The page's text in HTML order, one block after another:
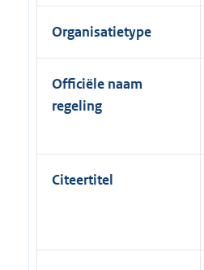
Organisatietype
Officiële naam
regeling
Citeertitel